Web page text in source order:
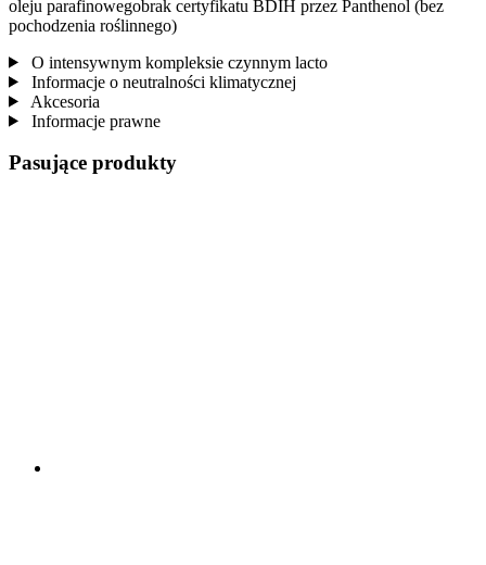
oleju parafinowegobrak certyfikatu BDIH przez Panthenol (bez
pochodzenia roślinnego)
O intensywnym kompleksie czynnym lacto
Informacje o neutralności klimatycznej
Akcesoria
Informacje prawne
Pasujące produkty